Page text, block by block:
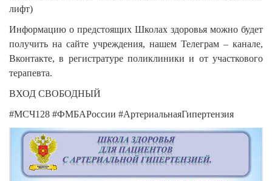
лифт)
Информацию о предстоящих Школах здоровья можно будет
получить на сайте учреждения, нашем Телеграм – канале,
Вконтакте, в регистратуре поликлиники и от участкового
терапевта.
ВХОД СВОБОДНЫЙ
#МСЧ128 #ФМБАРоссии #АртериальнаяГипертензия